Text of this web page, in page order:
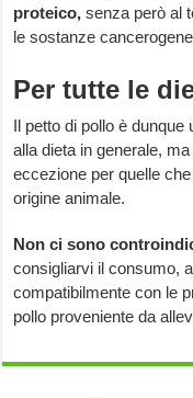
proteico,senza però al
le sostanze
Per tutte le
Il petto di pollo è
alla dieta in generale,
eccezione per quelle
origine animale.
Non ci sono
consigliarvi il consumo,
compatibilmente con le
pollo proveniente da